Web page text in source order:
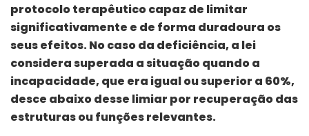
protocolo terapêutico capaz de limitar
significativamente e de forma duradoura os
seus efeitos. No caso da deficiência, a lei
considera superada a situação quando a
incapacidade, que era igual ou superior a 60%,
desce abaixo desse limiar por recuperação das
estruturas ou funções relevantes.